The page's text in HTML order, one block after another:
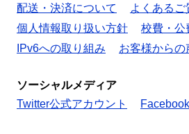
配送・決済について
よくあるご
個人情報取り扱い方針
校費・公
IPv6への取り組み
お客様からの
ソーシャルメディア
Twitter公式アカウント